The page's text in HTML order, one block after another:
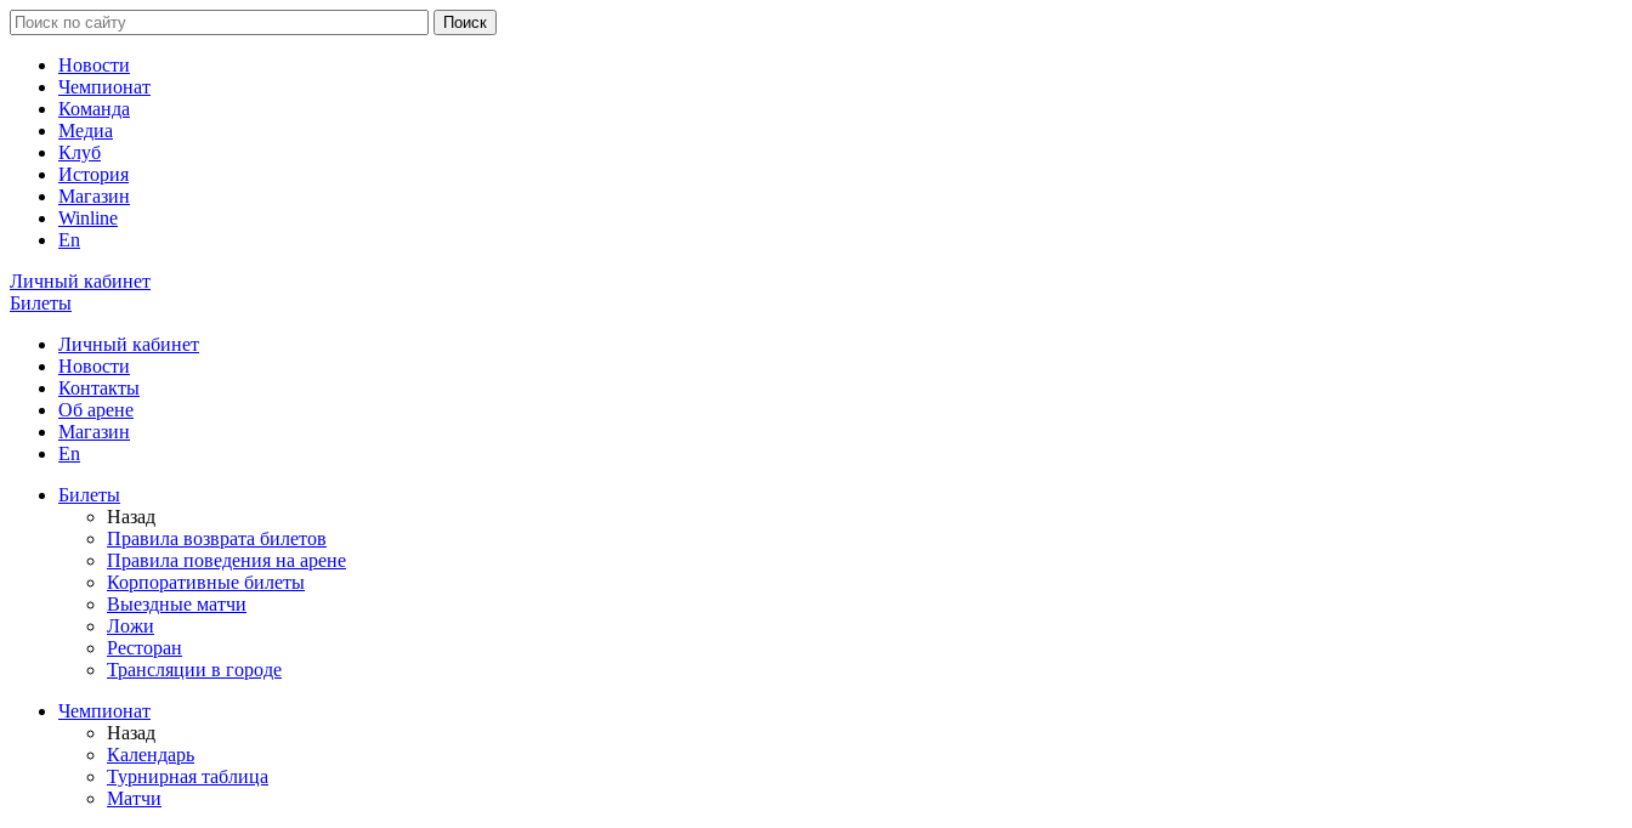
Новости
Чемпионат
Команда
Медиа
Клуб
История
Магазин
Winline
En
Личный кабинет
Билеты
Личный кабинет
Новости
Контакты
Об арене
Магазин
En
Билеты
Назад
Правила возврата билетов
Правила поведения на арене
Корпоративные билеты
Выездные матчи
Ложи
Ресторан
Трансляции в городе
Чемпионат
Назад
Календарь
Турнирная таблица
Матчи